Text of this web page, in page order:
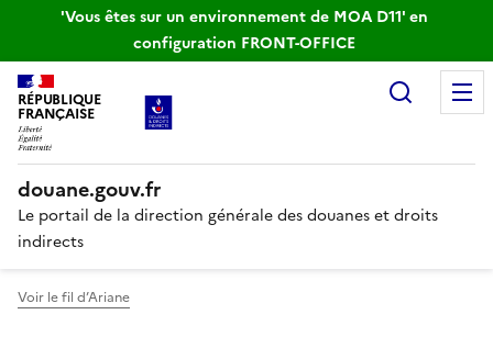
'Vous êtes sur un environnement de MOA D11' en
configuration FRONT-OFFICE
RÉPUBLIQUE
FRANÇAISE
douane.gouv.fr
Le portail de la direction générale des douanes et droits
indirects
Voir le fil d’Ariane